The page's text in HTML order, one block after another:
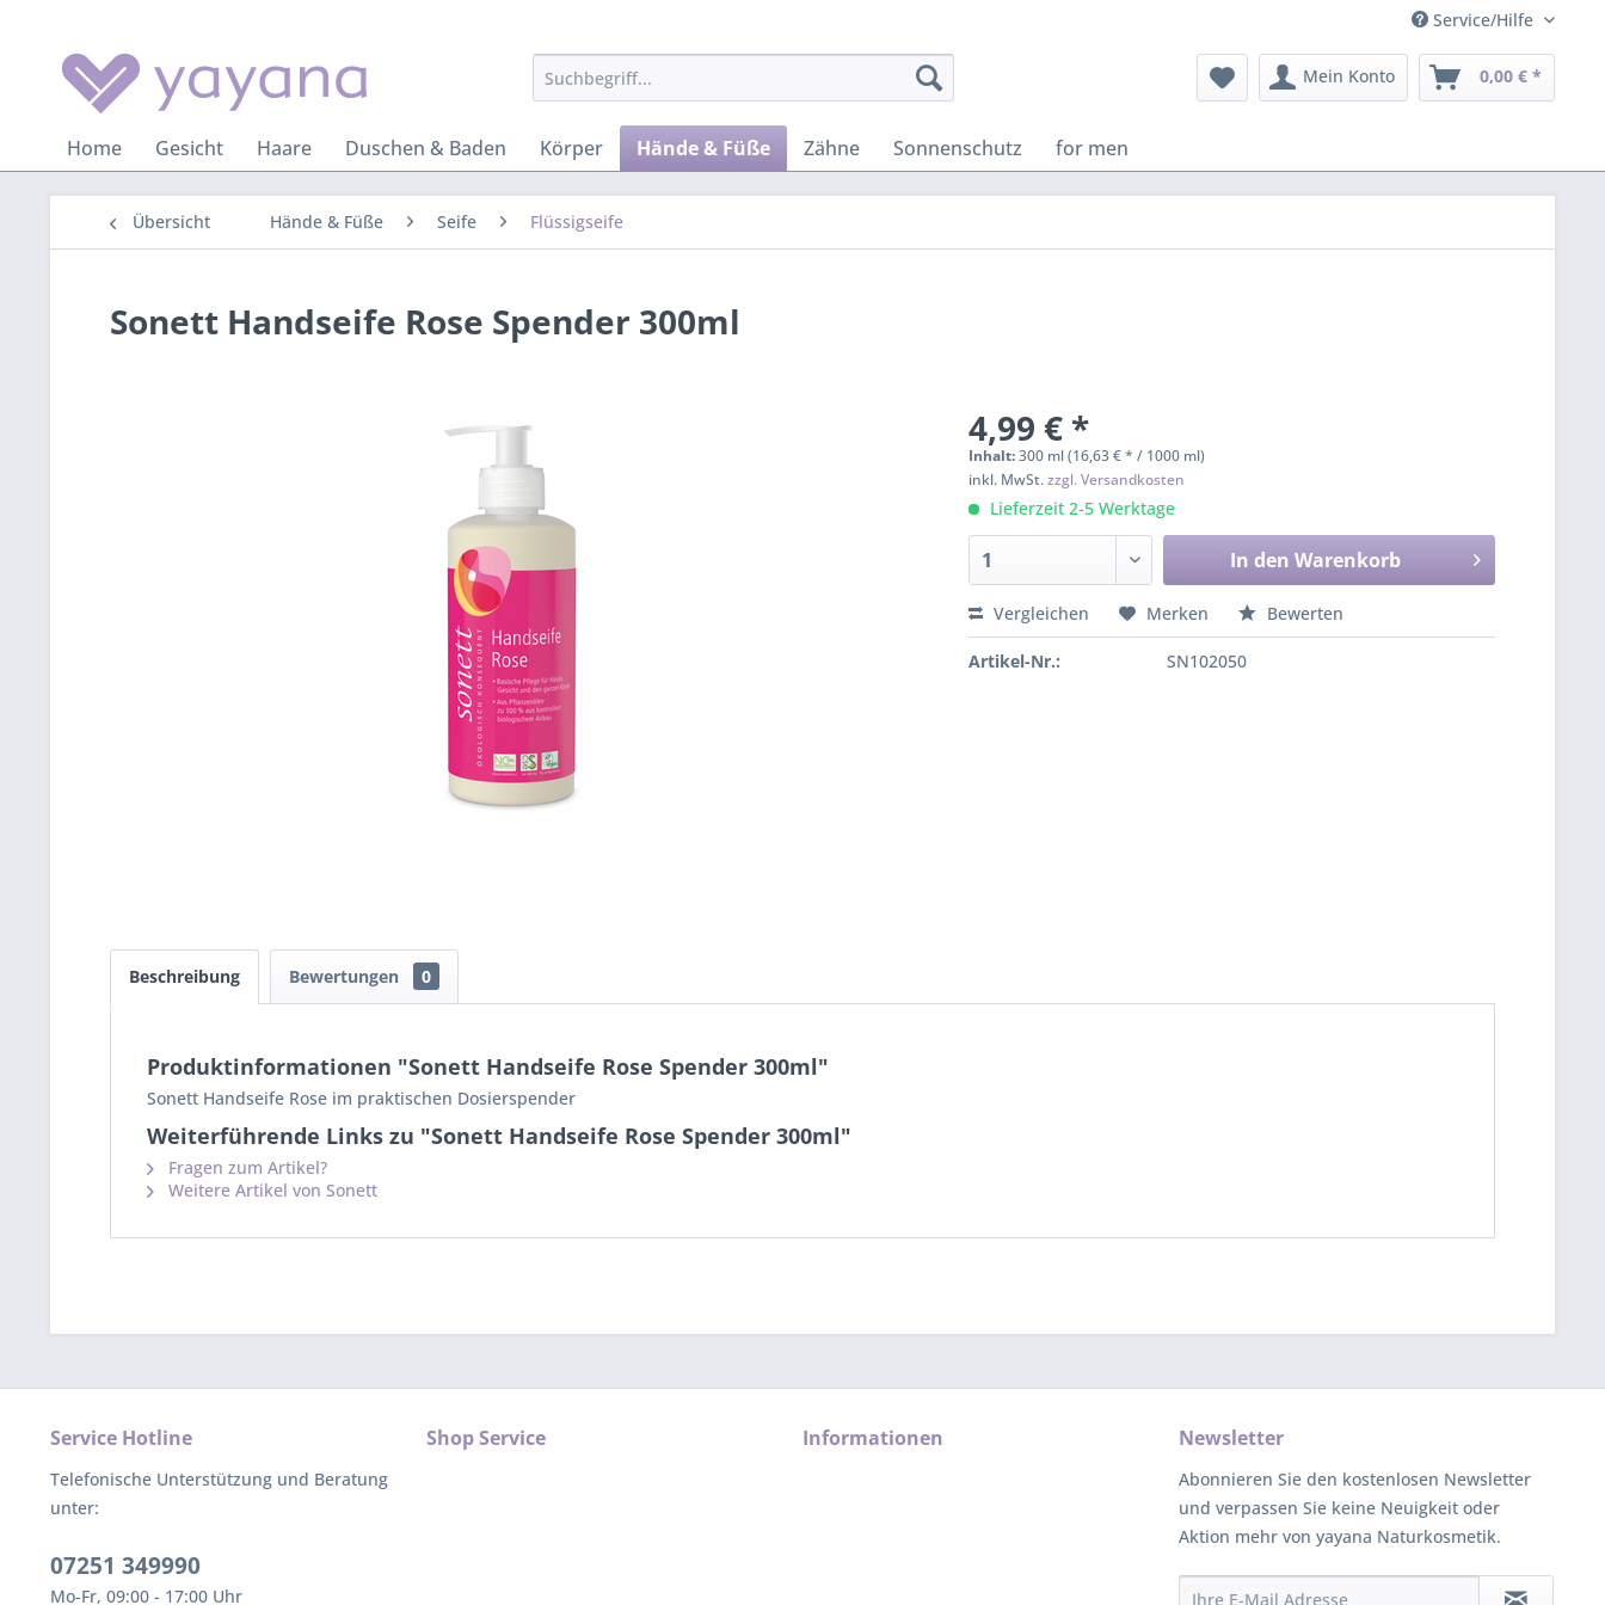
Service/Hilfe
Mein Konto 0,00 € *
Home Gesicht Haare Duschen & Baden Körper Hände & Füße Zähne Sonnenschutz for men
Übersicht Hände & Füße Seife Flüssigseife
Sonett Handseife Rose Spender 300ml
4,99 € *
Inhalt:300 ml (16,63 € * / 1000 ml)
inkl. MwSt.zzgl. Versandkosten
Lieferzeit 2-5 Werktage
In den Warenkorb
Vergleichen Merken Bewerten
Artikel-Nr.: SN102050
Beschreibung Bewertungen 0
Produktinformationen "Sonett Handseife Rose Spender 300ml"
Sonett Handseife Rose im praktischen Dosierspender
Weiterführende Links zu "Sonett Handseife Rose Spender 300ml"
Fragen zum Artikel?
Weitere Artikel von Sonett
Service Hotline
Telefonische Unterstützung und Beratung
unter:
07251 349990
Mo-Fr, 09:00 - 17:00 Uhr
Shop Service Informationen Newsletter
Abonnieren Sie den kostenlosen Newsletter
und verpassen Sie keine Neuigkeit oder
Aktion mehr von yayana Naturkosmetik.